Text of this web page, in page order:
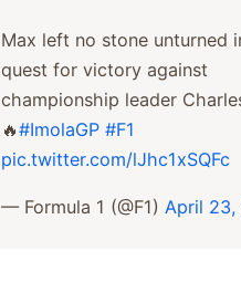
Max left no stone unturned
quest for victory against
championship leader
🔥#ImolaGP #F1
pic.twitter.com/lJhc1xSQFc
— Formula 1 (@F1) April 23,